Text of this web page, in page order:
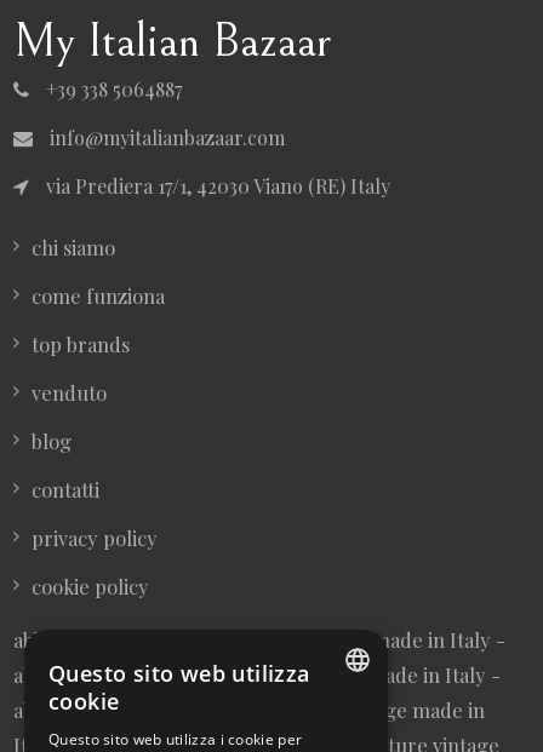
My Italian Bazaar
+39 338 5064887
info@myitalianbazaar.com
via Prediera 17/1, 42030 Viano (RE) Italy
chi siamo
come funziona
top brands
venduto
blog
contatti
privacy policy
cookie policy
abbigliamento donna vintage sartoriale made in Italy -
abbigliamento uomo vintage sartoriale made in Italy -
abbigliamento da collezione - borse vintage made in
Italy - cravatte vintage made in Italy - cinture vintage
Questo sito web utilizza
cookie
Questo sito web utilizza i cookie per